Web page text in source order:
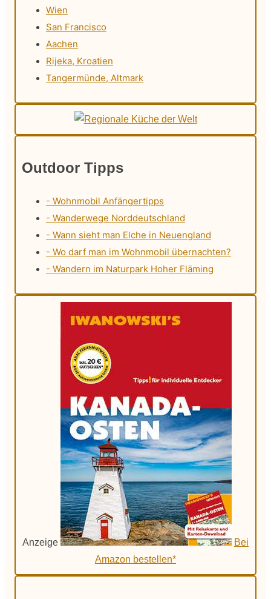
Wien
San Francisco
Aachen
Rijeka, Kroatien
Tangermünde, Altmark
Outdoor Tipps
- Wohnmobil Anfängertipps
- Wanderwege Norddeutschland
- Wann sieht man Elche in Neuengland
- Wo darf man im Wohnmobil übernachten?
- Wandern im Naturpark Hoher Fläming
Anzeige
Bei
Amazon bestellen*